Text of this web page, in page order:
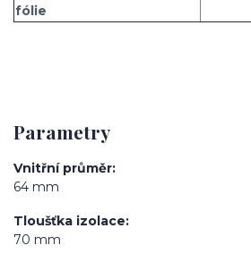
fólie
Parametry
Vnitřní průměr
64 mm
Tloušťka izolace
70 mm